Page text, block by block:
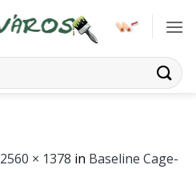
2560 × 1378 in Baseline Cage-